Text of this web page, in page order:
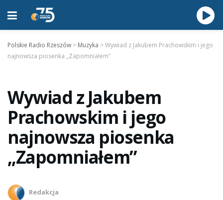
Polskie Radio Rzeszów > Muzyka >Wywiad z Jakubem Prachowskim i jego
najnowsza piosenka „Zapomniałem”
Wywiad z Jakubem
Prachowskim i jego
najnowsza piosenka
„Zapomniałem”
Redakcja